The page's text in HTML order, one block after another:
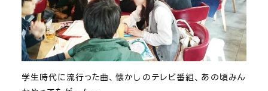
学生時代に流行った曲、懐かしのテレビ番組、あの頃みん